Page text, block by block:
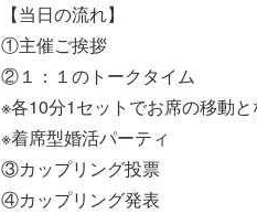
【当日の流れ】
①主催ご挨拶
②１：１のトークタイム
※各10分1セットでお席の移動と
※着席型婚活パーティ
③カップリング投票
④カップリング発表